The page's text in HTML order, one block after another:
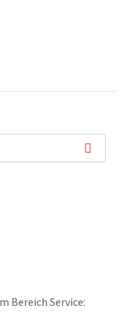
Bereich Service: